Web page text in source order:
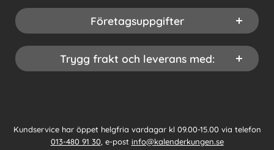
Företagsuppgifter
Trygg frakt och leverans med:
Kundservice har öppet helgfria vardagar kl 09.00-15.00 via telefon
013-480 91 30, e-post info@kalenderkungen.se